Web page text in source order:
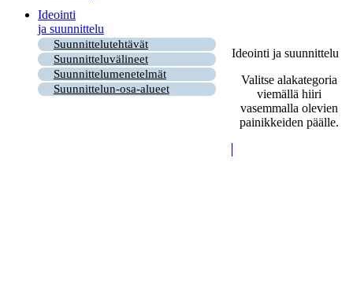
Ideointi
ja suunnittelu
Suunnittelutehtävät
Suunnitteluvälineet
Suunnittelumenetelmät
Suunnittelun-osa-alueet
Ideointi ja suunnittelu
Valitse alakategoria
viemällä hiiri
vasemmalla olevien
painikkeiden päälle.